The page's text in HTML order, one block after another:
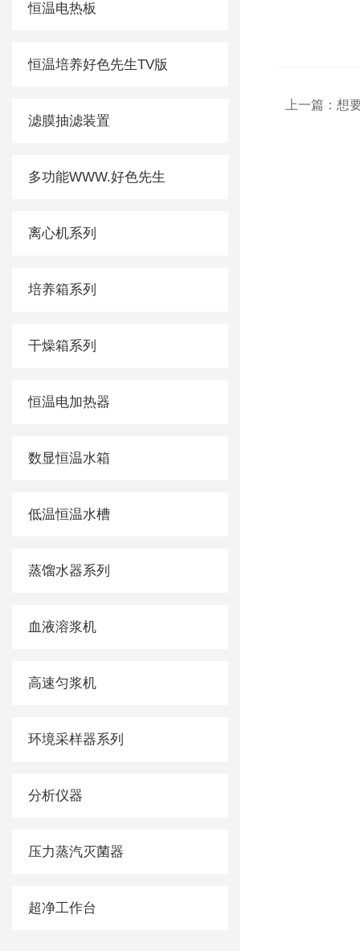
恒温电热板
恒温培养好色先生TV版
滤膜抽滤装置
多功能WWW.好色先生
离心机系列
培养箱系列
干燥箱系列
恒温电加热器
数显恒温水箱
低温恒温水槽
蒸馏水器系列
血液溶浆机
高速匀浆机
环境采样器系列
分析仪器
压力蒸汽灭菌器
超净工作台
上一篇： 想要